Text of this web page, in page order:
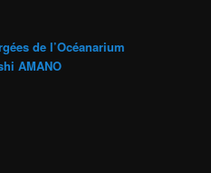
de l’Océanarium
AMANO